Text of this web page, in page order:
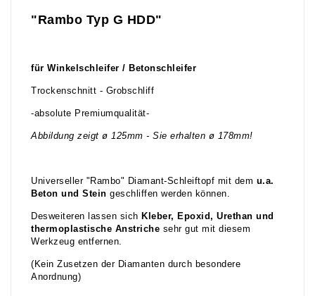
"Rambo Typ G HDD"
für Winkelschleifer / Betonschleifer
Trockenschnitt - Grobschliff
-absolute Premiumqualität-
Abbildung zeigt ø 125mm - Sie erhalten ø 178mm!
Universeller "Rambo" Diamant-Schleiftopf mit dem u.a.
Beton und Stein geschliffen werden können.
Desweiteren lassen sich Kleber, Epoxid, Urethan und
thermoplastische Anstriche sehr gut mit diesem
Werkzeug entfernen.
(Kein Zusetzen der Diamanten durch besondere
Anordnung)